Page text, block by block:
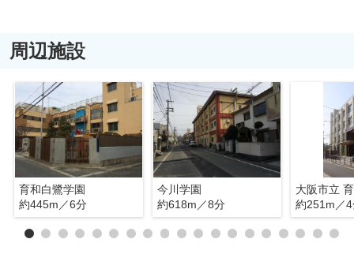
周辺施設
育和白鷺学園
約445m／6分
今川学園
約618m／8分
大阪市立
約251m／